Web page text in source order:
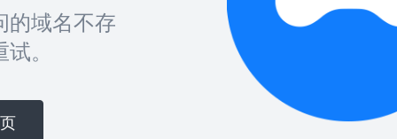
的域名不存
。